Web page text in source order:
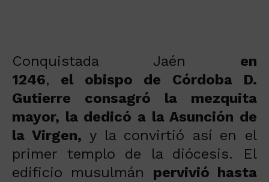
Conquistada Jaén en
1246, el obispo de Córdoba D.
Gutierre consagró la mezquita
mayor, la dedicó a la Asunción de
la Virgen, y la convirtió así en el
primer templo de la diócesis. El
edificio musulmán pervivió hasta